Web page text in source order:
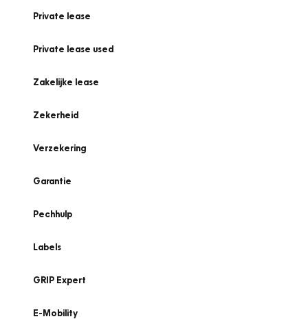
Private lease
Private lease used
Zakelijke lease
Zekerheid
Verzekering
Garantie
Pechhulp
Labels
GRIP Expert
E-Mobility